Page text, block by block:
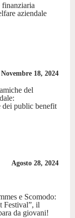
finanziaria
aziendale
Novembre 18, 2024
del
dei public benefit
Agosto 28, 2024
e Scomodo:
Festival”, il
da giovani!